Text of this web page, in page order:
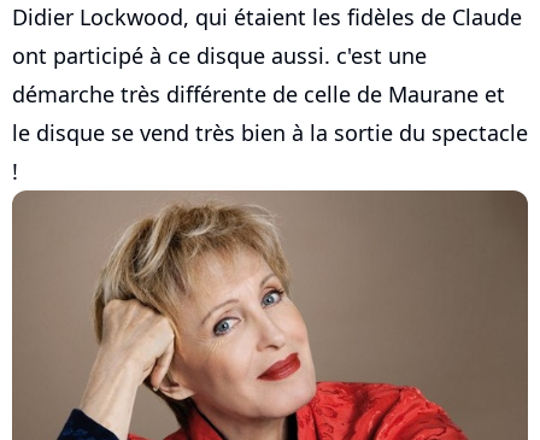
Didier Lockwood, qui étaient les fidèles de Claude
ont participé à ce disque aussi. c'est une
démarche très différente de celle de Maurane et
le disque se vend très bien à la sortie du spectacle
!